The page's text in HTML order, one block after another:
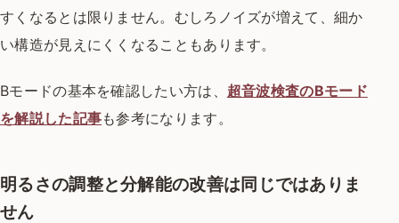
すくなるとは限りません。むしろノイズが増えて、細か
い構造が見えにくくなることもあります。
Bモードの基本を確認したい方は、 超音波検査のBモード
を解説した記事も参考になります。
明るさの調整と分解能の改善は同じではありま
せん